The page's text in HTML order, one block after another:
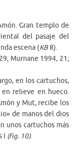
Gran templo de
del pasaje del
escena (KB8).
Murnane 1994, 21;
en los cartuchos,
en relieve en hueco.
y Mut, recibe los
de manos del dios
unos cartuchos más
I (fig. 10).